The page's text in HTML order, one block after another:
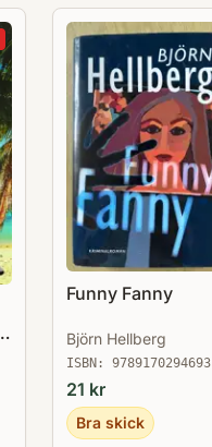
Funny Fanny
Björn Hellberg
ISBN: 9789170294693
21 kr
Bra skick